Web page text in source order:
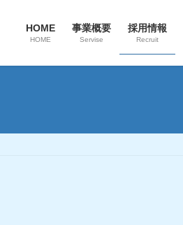
HOME
HOME
事業概要
Servise
採用情報
Recruit